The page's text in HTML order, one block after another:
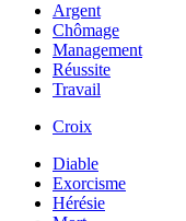
Argent
Chômage
Management
Réussite
Travail
Croix
Diable
Exorcisme
Hérésie